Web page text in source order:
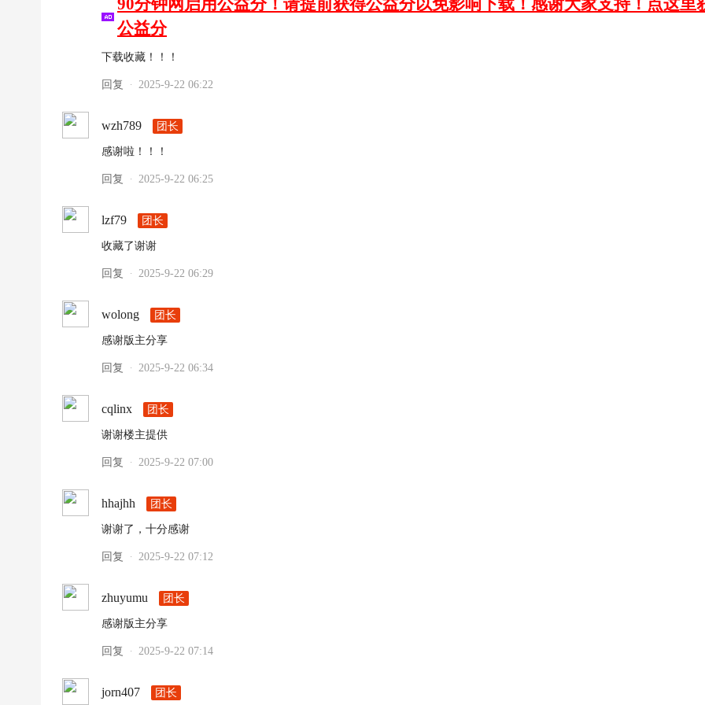
90分钟网启用公益分！请提前获得公益分以免影响下载！感谢大家支持！点这里
公益分
下载收藏！！！
回复 · 2025-9-22 06:22
wzh789 团长
感谢啦！！！
回复 · 2025-9-22 06:25
lzf79 团长
收藏了谢谢
回复 · 2025-9-22 06:29
wolong 团长
感谢版主分享
回复 · 2025-9-22 06:34
cqlinx 团长
谢谢楼主提供
回复 · 2025-9-22 07:00
hhajhh 团长
谢谢了，十分感谢
回复 · 2025-9-22 07:12
zhuyumu 团长
感谢版主分享
回复 · 2025-9-22 07:14
jorn407 团长